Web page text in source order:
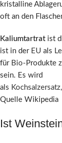
kristalline
oft an den
Kaliumtartratist
ist in der EU als
für Bio-Produkte
sein. Es wird
als Kochsalzersatz,
Quelle Wikipedia
Ist